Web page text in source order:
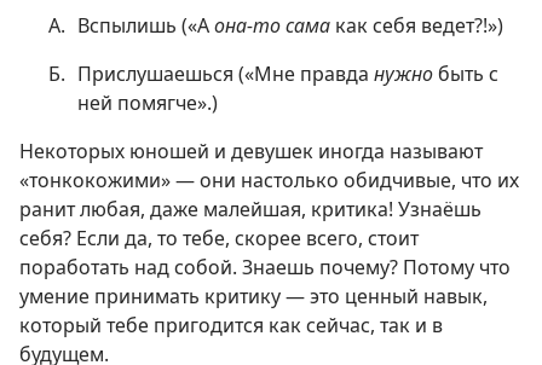
А. Вспылишь («Аона-то сама как себя ведет?!»)
Б. Прислушаешься («Мне правда нужнобыть с
ней помягче».)
Некоторых юношей и девушек иногда называют
«тонкокожими» — они настолько обидчивые, что их
ранит любая, даже малейшая, критика! Узнаёшь
себя? Если да, то тебе, скорее всего, стоит
поработать над собой. Знаешь почему? Потому что
умение принимать критику — это ценный навык,
который тебе пригодится как сейчас, так и в
будущем.